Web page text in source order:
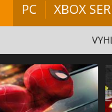
PC XBOX